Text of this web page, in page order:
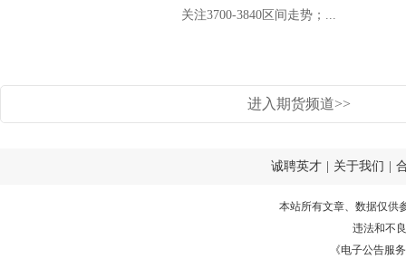
关注3700-3840区间走势；...
进入期货频道>>
诚聘英才 关于我们
本站所有文章、数据仅供
违法和不
《电子公告服务